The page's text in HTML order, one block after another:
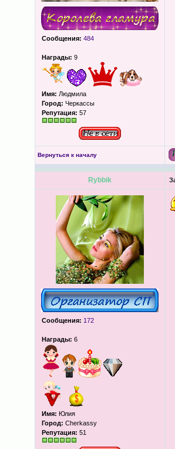
Сообщения: 484
Награды: 9
Имя: Людмила
Город: Черкассы
Репутация: 57
Вернуться к началу
Rybbik
Сообщения: 172
Награды: 6
Имя: Юлия
Город: Cherkassy
Репутация: 51